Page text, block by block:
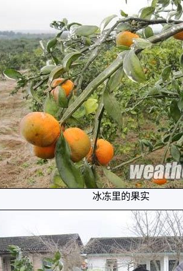
冰冻里的果实